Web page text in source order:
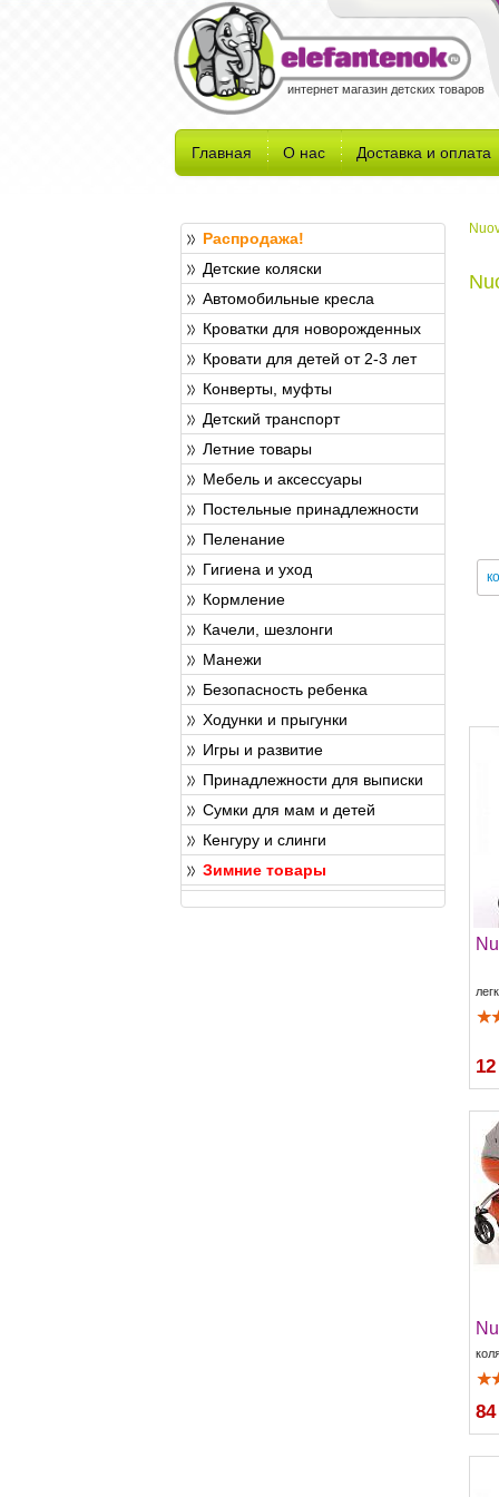
интернет магазин детских товаров
Главная О нас Доставка и оплата
Распродажа!
Детские коляски
Автомобильные кресла
Кроватки для новорожденных
Кровати для детей от 2-3 лет
Конверты, муфты
Детский транспорт
Летние товары
Мебель и аксессуары
Постельные принадлежности
Пеленание
Гигиена и уход
Кормление
Качели, шезлонги
Манежи
Безопасность ребенка
Ходунки и прыгунки
Игры и развитие
Принадлежности для выписки
Сумки для мам и детей
Кенгуру и слинги
Зимние товары